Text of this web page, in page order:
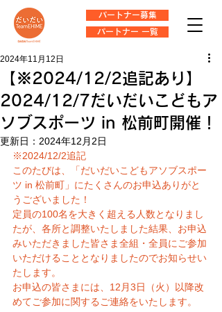
パートナー募集
パートナー 一覧
【※2024/12/2追記あり】
2024/12/7だいだいこどもア
ソブスポーツ in 松前町開催！
2024年11月12日
更新日： 2024年12月2日
※2024/12/2追記
このたびは、「だいだいこどもアソブスポー
ツ in 松前町」にたくさんのお申込ありがと
うございました！
定員の100名を大きく超える人数となりまし
たが、各所と調整いたしました結果、お申込
みいただきました皆さま全組・全員にご参加
いただけることとなりましたのでお知らせい
たします。
お申込の皆さまには、12月3日（火）以降改
めてご参加に関するご連絡をいたします。